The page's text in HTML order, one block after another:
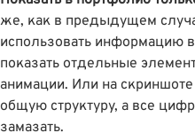
же, как в предыдущем
использовать информацию
показать отдельные
анимации. Или на
общую структуру, а все
замазать.